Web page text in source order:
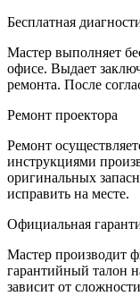
Бесплатная
Мастер выполняет
офисе. Выдает
ремонта. После
Ремонт проектора
Ремонт
инструкциями
оригинальных
исправить на месте.
Официальная
Мастер производит
гарантийный талон
зависит от